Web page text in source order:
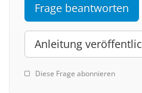
Frage beantworten
Anleitung
Diese Frage abonnieren